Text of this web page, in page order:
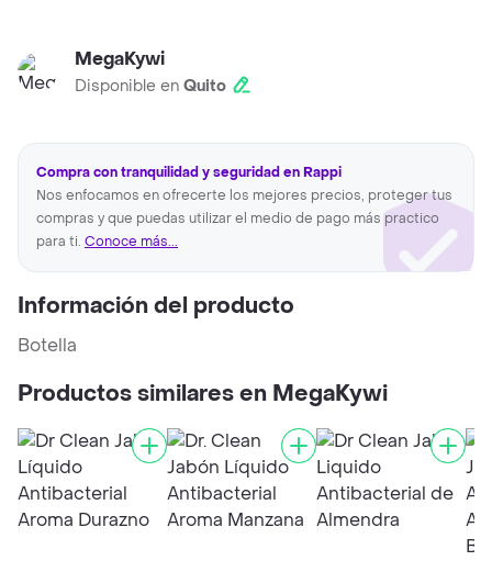
MegaKywi
Disponible en Quito
Compra con tranquilidad y seguridad en Rappi
Nos enfocamos en ofrecerte los mejores precios, proteger tus
compras y que puedas utilizar el medio de pago más practico
para ti. Conoce más...
Información del producto
Botella
Productos similares en MegaKywi